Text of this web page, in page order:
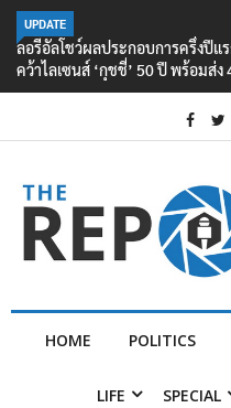
UPDATE
ลอรีอัลโชว์ผลประกอบการครึ่งปีแ
คว้าไลเซนส์ ‘กุชชี่’ 50 ปี พร้อมส่
HOME POLITICS
LIFE SPECIAL